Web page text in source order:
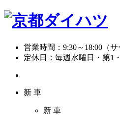
営業時間： 9:30～18:00（
定休日： 毎週水曜日・第1
新 車
新 車